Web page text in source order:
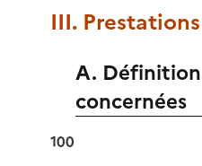
III.
A.
concernées
100